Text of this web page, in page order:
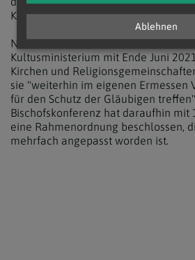
Kirchen wieder eingeführt.
Nach Auslaufen der letzten Corona-
Kultusministerium mit Ende Juni
Kirchen und
sie "weiterhin im eigenen Ermessen
für den Schutz der Gläubigen
Bischofskonferenz hat daraufhin mit
eine Rahmenordnung beschlossen,
mehrfach angepasst worden ist.
Ablehnen